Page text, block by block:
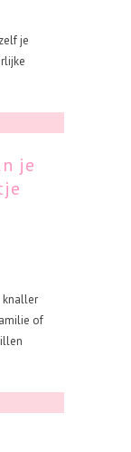
je
je
knaller
of